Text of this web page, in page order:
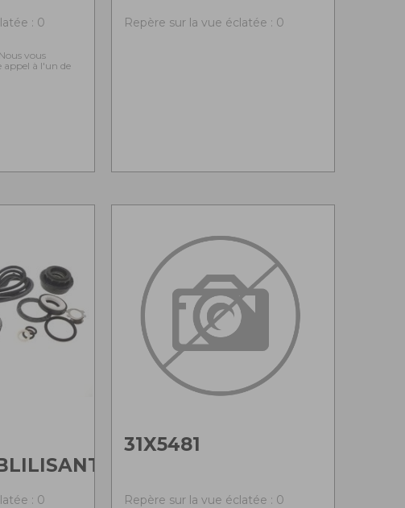
: 0
vous
appel à l'un de
Repère sur la vue éclatée : 0
: 0
31X5481
Repère sur la vue éclatée : 0